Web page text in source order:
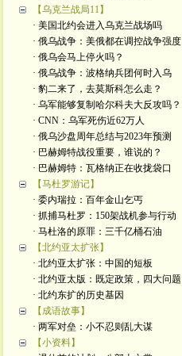
【乌克兰战局11】
· 美国北约会进入乌克兰战场吗
· 俄乌战争：美俄都在调控战争强度
· 俄乌会马上停火吗？
· 俄乌战争：波格纳兵团何时入乌
· 豹二来了，去莫斯科怎么走？
· 乌军能够复制哈尔科夫大反攻吗？
· CNN：乌军死伤近62万人
· 俄乌沙盘周年总结与2023年预测
· 巴赫姆特战役重要，谁说的？
· 巴赫姆特：瓦格纳正在收拢袋口
【马杜罗游记】
· 委内瑞拉：百年金山乞丐
· 抓捕马杜罗：150架战机参与行动
· 马杜洛的原罪：三千亿桶石油
【北约亚太扩张】
· 北约亚太扩张：中国的短板
· 北约亚太版：既定政策，四大问题
· 北约东扩的历史基因
【成语故事】
· 两军对垒：小不忍则乱大谋
【小资料】